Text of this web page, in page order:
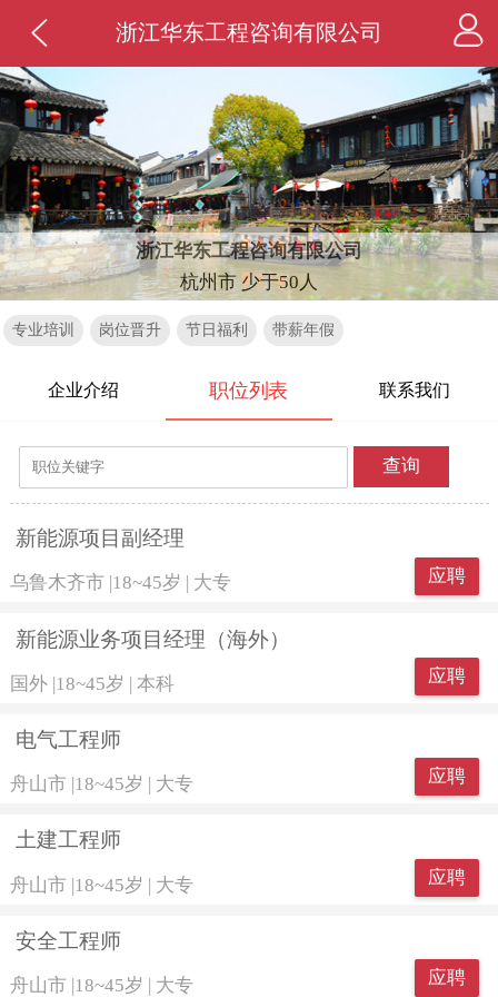
浙江华东工程咨询有限公司
浙江华东工程咨询有限公司
杭州市 少于50人
专业培训 岗位晋升 节日福利 带薪年假
企业介绍 职位列表 联系我们
查询
新能源项目副经理
乌鲁木齐市 18~45岁 大专 应聘
新能源业务项目经理（海外）
国外|18~45岁 | 本科 应聘
电气工程师
舟山市 18~45岁 大专 应聘
土建工程师
舟山市 |18~45岁 | 大专 应聘
安全工程师
舟山市 |18~45岁 | 大专 应聘